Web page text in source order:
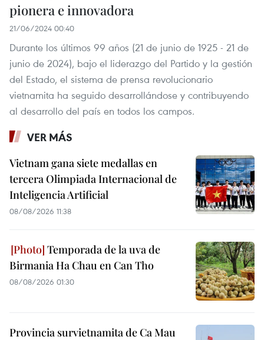
pionera e innovadora
21/06/2024 00:40
Durante los últimos 99 años (21 de junio de 1925 - 21 de
junio de 2024), bajo el liderazgo del Partido y la gestión
del Estado, el sistema de prensa revolucionario
vietnamita ha seguido desarrollándose y contribuyendo
al desarrollo del país en todos los campos.
VER MÁS
Vietnam gana siete medallas en
tercera Olimpiada Internacional de
Inteligencia Artificial
08/08/2026 11:38
Temporada de la uva de
Birmania Ha Chau en Can Tho
08/08/2026 01:30
Provincia survietnamita de Ca Mau